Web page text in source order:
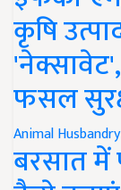
कृषि
फसल
Animal Husbandry
बरसात में